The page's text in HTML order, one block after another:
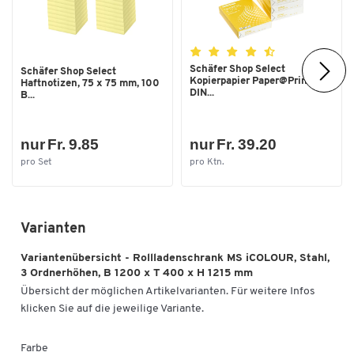
Schäfer Shop Select
Haftnotizen, 75 x 75 mm, 100
B...
nur Fr. 9.85
pro Set
Schäfer Shop Select
Kopierpapier Paper@Print,
DIN...
nur Fr. 39.20
pro Ktn.
Varianten
Variantenübersicht - Rollladenschrank MS iCOLOUR, Stahl,
3 Ordnerhöhen, B 1200 x T 400 x H 1215 mm
Übersicht der möglichen Artikelvarianten. Für weitere Infos
klicken Sie auf die jeweilige Variante.
Farbe